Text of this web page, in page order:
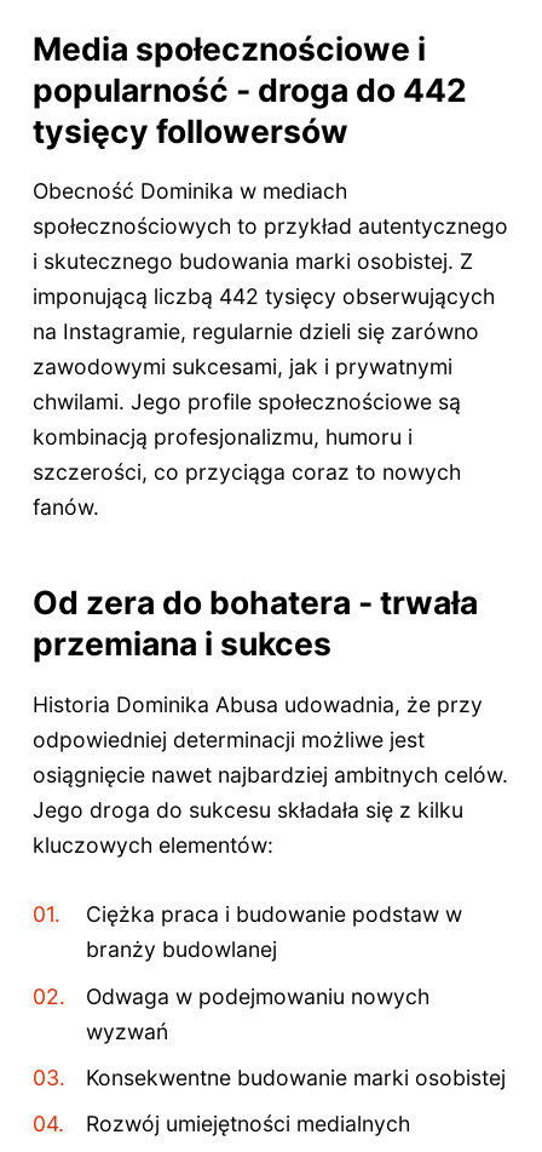
Media społecznościowe i
popularność - droga do 442
tysięcy followersów
Obecność Dominika w mediach
społecznościowych to przykład autentycznego
i skutecznego budowania marki osobistej. Z
imponującą liczbą 442 tysięcy obserwujących
na Instagramie, regularnie dzieli się zarówno
zawodowymi sukcesami, jak i prywatnymi
chwilami. Jego profile społecznościowe są
kombinacją profesjonalizmu, humoru i
szczerości, co przyciąga coraz to nowych
fanów.
Od zera do bohatera - trwała
przemiana i sukces
Historia Dominika Abusa udowadnia, że przy
odpowiedniej determinacji możliwe jest
osiągnięcie nawet najbardziej ambitnych celów.
Jego droga do sukcesu składała się z kilku
kluczowych elementów:
Ciężka praca i budowanie podstaw w
branży budowlanej
Odwaga w podejmowaniu nowych
wyzwań
Konsekwentne budowanie marki osobistej
Rozwój umiejętności medialnych